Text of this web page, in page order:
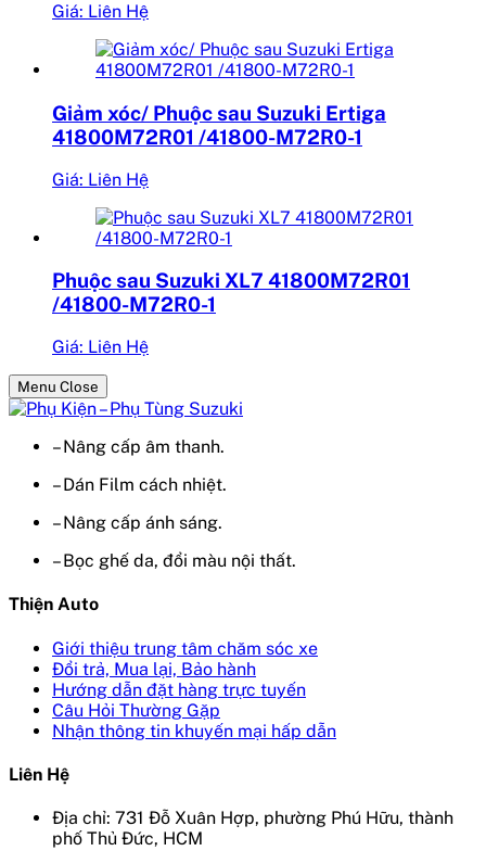
Giá: Liên Hệ
Giảm xóc/ Phuộc sau Suzuki Ertiga
41800M72R01 /41800-M72R0-1
Giá: Liên Hệ
Phuộc sau Suzuki XL7 41800M72R01
/41800-M72R0-1
Giá: Liên Hệ
Menu Close
– Nâng cấp âm thanh.
– Dán Film cách nhiệt.
– Nâng cấp ánh sáng.
– Bọc ghế da, đổi màu nội thất.
Thiện Auto
Giới thiệu trung tâm chăm sóc xe
Đổi trả, Mua lại, Bảo hành
Hướng dẫn đặt hàng trực tuyến
Câu Hỏi Thường Gặp
Nhận thông tin khuyến mại hấp dẫn
Liên Hệ
Địa chỉ: 731 Đỗ Xuân Hợp, phường Phú Hữu, thành
phố Thủ Đức, HCM